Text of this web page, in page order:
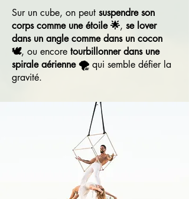
Sur un cube, on peut suspendre son
corps comme une étoile 🌟, se lover
dans un angle comme dans un cocon
🕊️, ou encore tourbillonner dans une
spirale aérienne 🌪️ qui semble défier la
gravité.